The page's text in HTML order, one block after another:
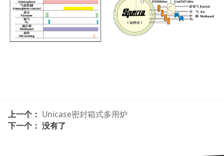
上一个： Unicase密封箱式多用炉
下一个： 没有了